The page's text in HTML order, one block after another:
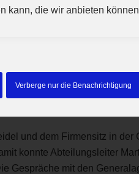
kann, die wir anbieten
Verberge nur die Benachrichtigung
und dem Firmensitz in
konnte Abteilungsleiter
Gespräche mit den